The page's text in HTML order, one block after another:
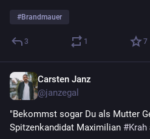
#Brandmauer
3 1 7
Carsten Janz
@janzegal
"Bekommst sogar Du als Mutter
Spitzenkandidat Maximilian #Krah